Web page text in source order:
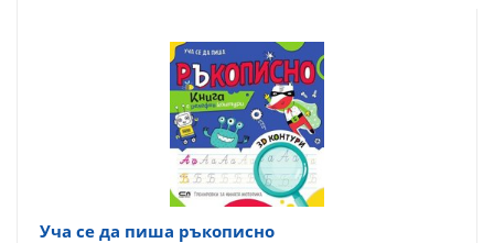
Уча се да пиша ръкописно